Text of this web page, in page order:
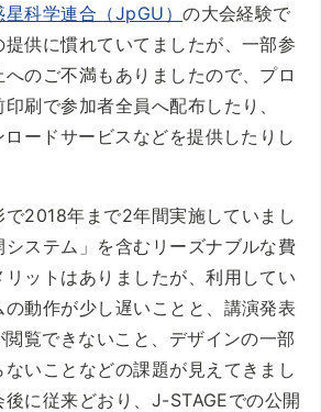
星科学連合（JpGU）の大会経験で
供に慣れていてましたが、一部参
のご不満もありましたので、プロ
刷で参加者全員へ配布したり、
ードサービスなどを提供したりし
で2018年まで2年間実施していまし
ステム」を含むリーズナブルな費
ットはありましたが、利用してい
の動作が少し遅いことと、講演発表
覧できないこと、デザインの一部
いことなどの課題が見えてきまし
に従来どおり、J-STAGEでの公開